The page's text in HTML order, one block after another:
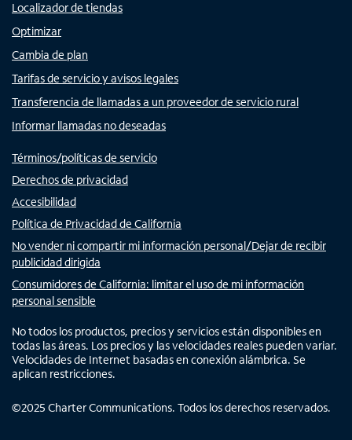
Localizador de tiendas
Optimizar
Cambia de plan
Tarifas de servicio y avisos legales
Transferencia de llamadas a un proveedor de servicio rural
Informar llamadas no deseadas
Términos/políticas de servicio
Derechos de privacidad
Accesibilidad
Política de Privacidad de California
No vender ni compartir mi información personal/Dejar de recibir
publicidad dirigida
Consumidores de California: limitar el uso de mi información
personal sensible
No todos los productos, precios y servicios están disponibles en
todas las áreas. Los precios y las velocidades reales pueden variar.
Velocidades de Internet basadas en conexión alámbrica. Se
aplican restricciones.
©2025 Charter Communications. Todos los derechos reservados.